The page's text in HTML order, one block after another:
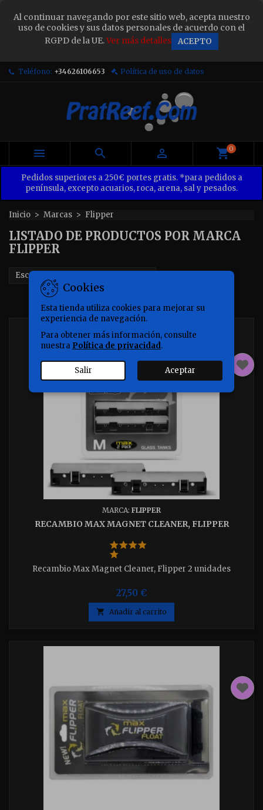
Al continuar navegando por este sitio web, acepta nuestro
uso de cookies y sus datos personales de acuerdo con el
RGPD de la UE.Ver más detalles ACEPTO
Teléfono: +34626106653 Política de uso de datos
   0
Pedidos superiores a 250€ portes gratis. *para pedidos a
península, excepto acuarios, roca, arena, sal y pesados.
Inicio Marcas Flipper
LISTADO DE PRODUCTOS POR MARCA
FLIPPER
Escoger
MARCA: FLIPPER
RECAMBIO MAX MAGNET CLEANER, FLIPPER
Recambio Max Magnet Cleaner, Flipper 2 unidades
27,50 €
 Añadir al carrito
Cookies
Esta tienda utiliza cookies para mejorar su
experiencia de navegación.
Para obtener más información, consulte
nuestra Política de privacidad.
Salir Aceptar
Sign in ×
You need to be logged in to save products in your
wish list.